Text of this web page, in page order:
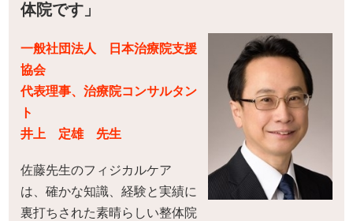
体院です」
一般社団法人 日本治療院支援
協会
代表理事、治療院コンサルタン
ト
井上 定雄 先生
佐藤先生のフィジカルケア
は、確かな知識、経験と実績に
裏打ちされた素晴らしい整体院